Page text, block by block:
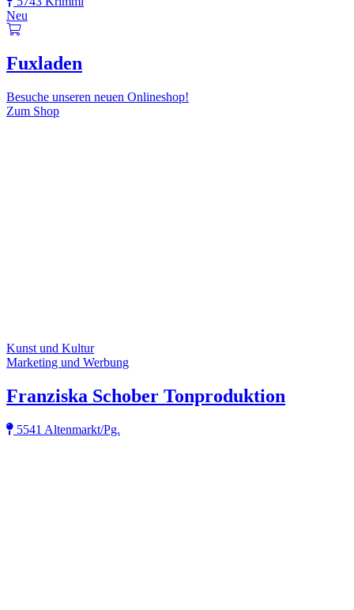
Neu
Fuxladen
Besuche unseren neuen Onlineshop!
Zum Shop
Kunst und Kultur
Marketing und Werbung
Franziska Schober Tonproduktion
5541 Altenmarkt/Pg.